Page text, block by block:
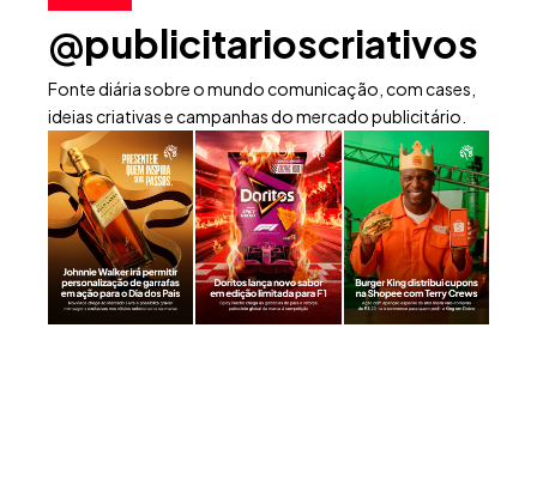
@publicitarioscriativos
Fonte diária sobre o mundo comunicação, com cases,
ideias criativas e campanhas do mercado publicitário.